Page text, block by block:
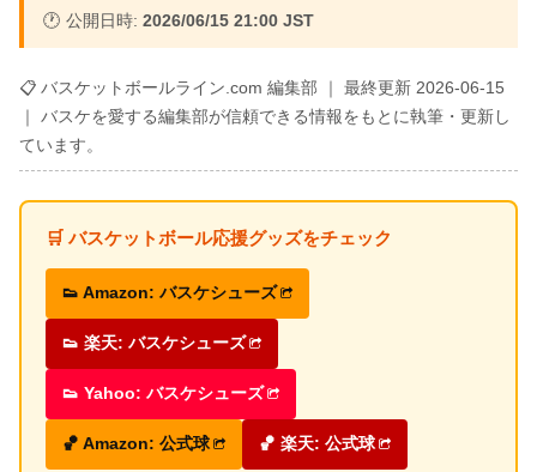
🕐 公開日時: 2026/06/15 21:00 JST
📋 バスケットボールライン.com 編集部 ｜ 最終更新 2026-06-15
｜ バスケを愛する編集部が信頼できる情報をもとに執筆・更新し
ています。
🛒 バスケットボール応援グッズをチェック
👟 Amazon: バスケシューズ
👟 楽天: バスケシューズ
👟 Yahoo: バスケシューズ
🏀 Amazon: 公式球 🏀 楽天: 公式球